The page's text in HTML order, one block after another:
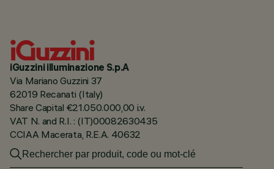
iGuzzini illuminazione S.p.A
Via Mariano Guzzini 37
62019 Recanati (Italy)
Share Capital €21.050.000,00 i.v.
VAT N. and R.I. : (IT)00082630435
CCIAA Macerata, R.E.A. 40632